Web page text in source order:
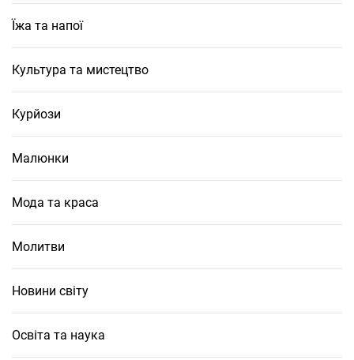
Їжа та напої
Культура та мистецтво
Курйози
Малюнки
Мода та краса
Молитви
Новини світу
Освіта та наука